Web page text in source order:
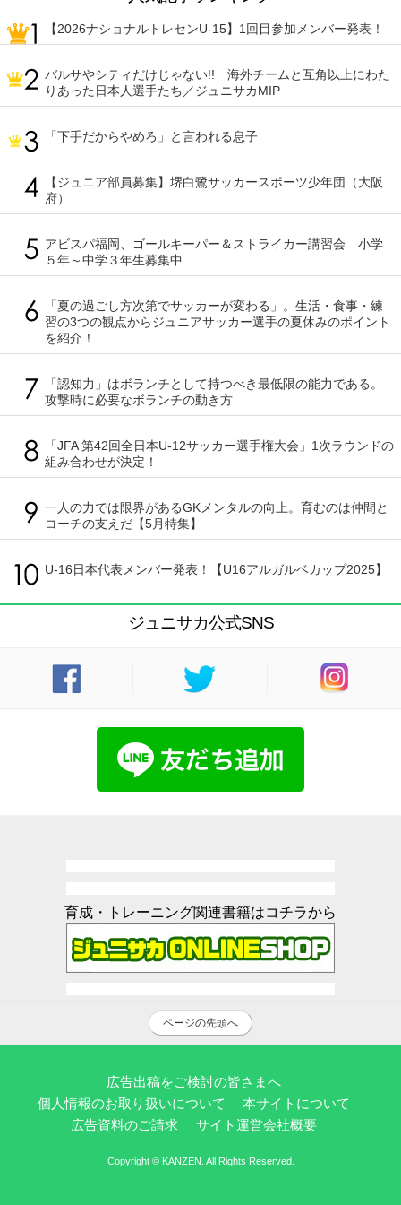
【2026ナショナルトレセンU-15】1回目参加メンバー発表！
バルサやシティだけじゃない!! 海外チームと互角以上にわた
りあった日本人選手たち／ジュニサカMIP
「下手だからやめろ」と言われる息子
【ジュニア部員募集】堺白鷺サッカースポーツ少年団（大阪
府）
アビスパ福岡、ゴールキーパー＆ストライカー講習会 小学
５年～中学３年生募集中
「夏の過ごし方次第でサッカーが変わる」。生活・食事・練
習の3つの観点からジュニアサッカー選手の夏休みのポイント
を紹介！
「認知力」はボランチとして持つべき最低限の能力である。
攻撃時に必要なボランチの動き方
「JFA 第42回全日本U-12サッカー選手権大会」1次ラウンドの
組み合わせが決定！
一人の力では限界があるGKメンタルの向上。育むのは仲間と
コーチの支えだ【5月特集】
U-16日本代表メンバー発表！【U16アルガルベカップ2025】
ジュニサカ公式SNS
育成・トレーニング関連書籍はコチラから
ページの先頭へ
広告出稿をご検討の皆さまへ
個人情報のお取り扱いについて
本サイトについて
広告資料のご請求
サイト運営会社概要
Copyright © KANZEN. All Rights Reserved.